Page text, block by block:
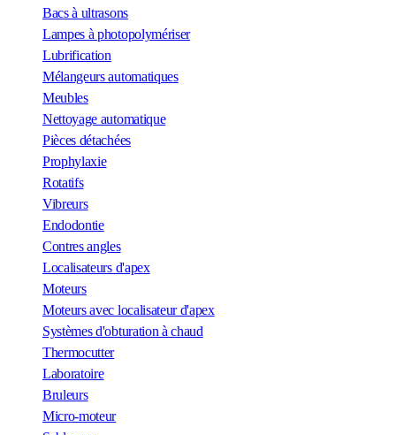
Bacs à ultrasons
Lampes à photopolymériser
Lubrification
Mélangeurs automatiques
Meubles
Nettoyage automatique
Pièces détachées
Prophylaxie
Rotatifs
Vibreurs
Endodontie
Contres angles
Localisateurs d'apex
Moteurs
Moteurs avec localisateur d'apex
Systèmes d'obturation à chaud
Thermocutter
Laboratoire
Bruleurs
Micro-moteur